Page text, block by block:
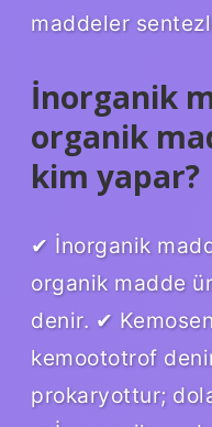
maddeler
İnorganik
organik
kim yapar?
✔ İnorganik
organik madde
denir. ✔
kemoototrof
prokaryottur;